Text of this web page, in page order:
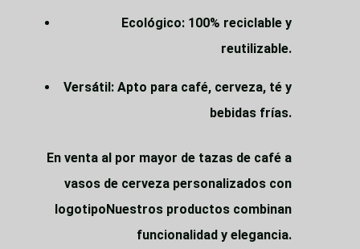
Ecológico: 100% reciclable y
reutilizable.
Versátil: Apto para café, cerveza, té y
bebidas frías.
En venta al por mayor de tazas de café a
vasos de cerveza personalizados con
logotipoNuestros productos combinan
funcionalidad y elegancia.